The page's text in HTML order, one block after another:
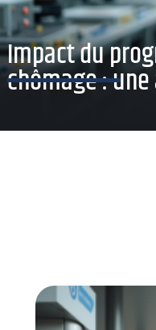
Impact du
chômage :